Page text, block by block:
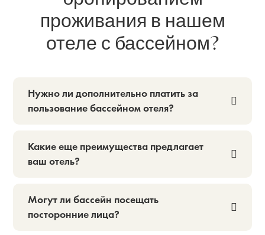
проживания в нашем
отеле с бассейном?
Нужно ли дополнительно платить за
пользование бассейном отеля?
Какие еще преимущества предлагает
ваш отель?
Могут ли бассейн посещать
посторонние лица?